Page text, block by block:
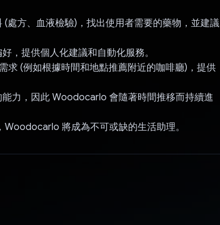
處方、血液檢驗)，找出使用者需要的藥物，並建議
，提供個人化建議和自動化服務。
求 (例如根據時間和地點推薦附近的咖啡廳)，提供
力，因此 Woodocarlo 會隨著時間推移而持續進
將成為不可或缺的生活助理。